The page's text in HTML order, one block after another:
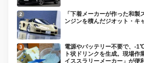
「下着メーカーが作った和
ンジンを積んだジオット・キ
電源やバッテリー不要で、-
ト状ドリンクを生成。現場作
イススラリーメーカー」が便